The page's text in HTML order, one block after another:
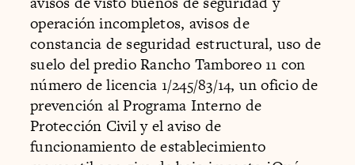
operación incompletos, avisos de
constancia de seguridad estructural, uso de
suelo del predio Rancho Tamboreo 11 con
número de licencia 1/245/83/14, un oficio de
prevención al Programa Interno de
Protección Civil y el aviso de
funcionamiento de establecimiento